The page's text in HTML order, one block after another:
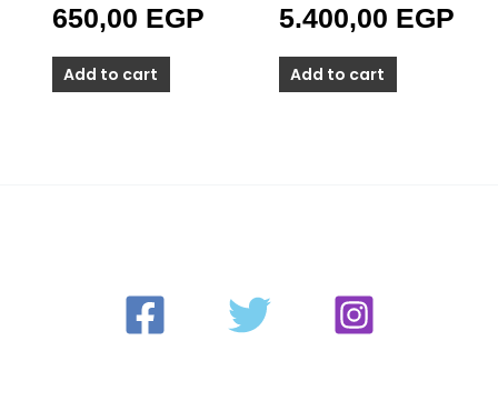
650,00 EGP
Add to cart
5.400,00 EGP
Add to cart